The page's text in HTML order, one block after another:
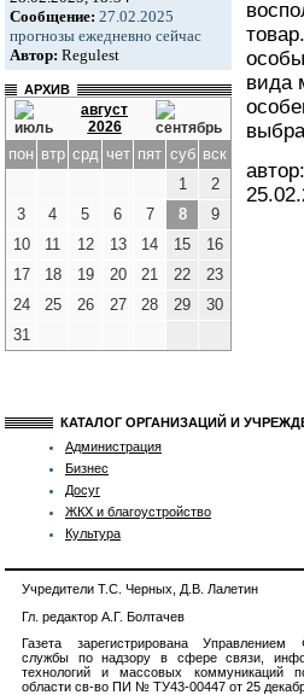
Сообщение: 27.02.2025
прогнозы ежедневно сейчас
Автор: Regulest
АРХИВ
август
2026
пон втр срд чет пят суб вск
1
2
3
4 5 6 7 8
9
10
11 12 13 14 15
16
17
18 19 20 21 22
23
24
25 26 27 28 29
30
31
вида
КАТАЛОГ ОРГАНИЗАЦИЙ И
Администрация
Бизнес
Досуг
ЖКХ и благоустройство
Культура
Учредители Т.С. Черных, Д.В. Лалетин
Гл. редактор А.Г. Болтачев
Газета зарегистрирована Управлением
службы по надзору в сфере связи,
технологий и массовых коммуникаций
области св-во ПИ № ТУ43-00447 от 25